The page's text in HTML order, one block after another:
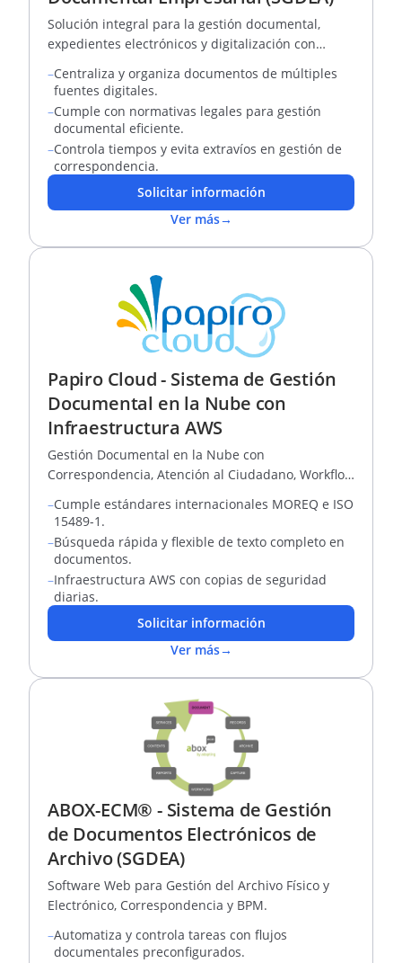
Solución integral para la gestión documental,
expedientes electrónicos y digitalización con
–Centraliza y organiza documentos de múltiples
fuentes digitales.
–Cumple con normativas legales para gestión
documental eficiente.
–Controla tiempos y evita extravíos en gestión de
correspondencia.
Solicitar información
Ver más→
Papiro Cloud - Sistema de Gestión
Documental en la Nube con
Infraestructura AWS
Gestión Documental en la Nube con
Correspondencia, Atención al Ciudadano, Workflow
–Cumple estándares internacionales MOREQ e ISO
15489-1.
–Búsqueda rápida y flexible de texto completo en
documentos.
–Infraestructura AWS con copias de seguridad
diarias.
Solicitar información
Ver más→
ABOX-ECM® - Sistema de Gestión
de Documentos Electrónicos de
Archivo (SGDEA)
Software Web para Gestión del Archivo Físico y
Electrónico, Correspondencia y BPM.
–Automatiza y controla tareas con flujos
documentales preconfigurados.